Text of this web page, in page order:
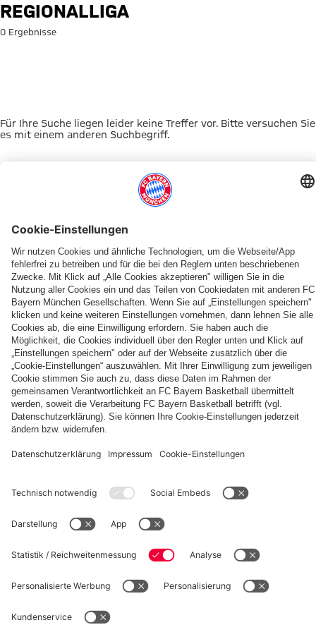
Suche: Regionalliga
REGIONALLIGA
0 Ergebnisse
Für Ihre Suche liegen leider keine Treffer vor. Bitte versuchen Sie
es mit einem anderen Suchbegriff.
DAS KÖNNTE DICH INTERESSIEREN
JETZT DOWNLOADEN
Die
FCBB-
Fan-
App
ERLEBE DEN FCBB
Tageskarten
für
Heimspiele
OUT NOW
Unser
Home
Jersey
2026/27
PARTNER
© FC Bayern München Basketball GmbH